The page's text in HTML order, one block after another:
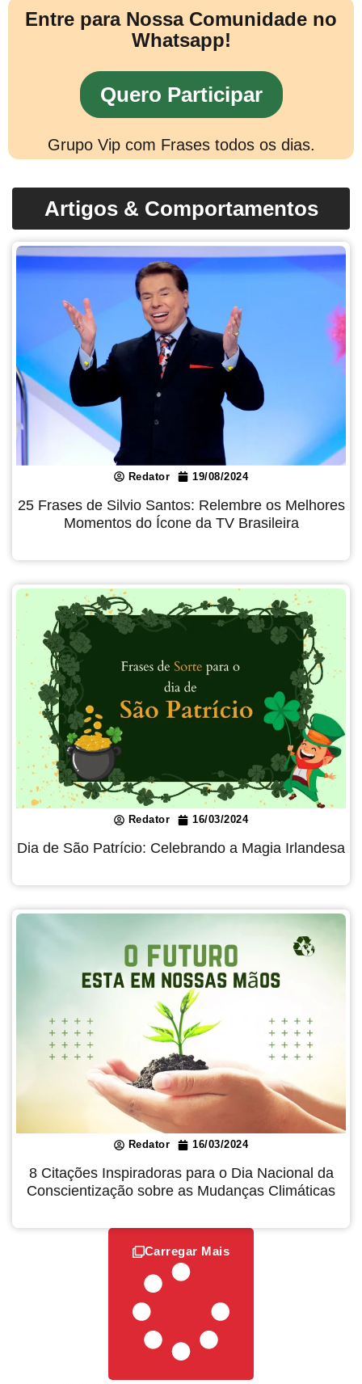
Entre para Nossa Comunidade no
Whatsapp!
Quero Participar
Grupo Vip com Frases todos os dias.
Artigos & Comportamentos
Redator 19/08/2024
25 Frases de Silvio Santos: Relembre os Melhores
Momentos do Ícone da TV Brasileira
Redator 16/03/2024
Dia de São Patrício: Celebrando a Magia Irlandesa
Redator 16/03/2024
8 Citações Inspiradoras para o Dia Nacional da
Conscientização sobre as Mudanças Climáticas
Carregar Mais